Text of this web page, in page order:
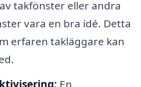
takfönster eller andra
vara en bra idé. Detta
erfaren takläggare kan
En